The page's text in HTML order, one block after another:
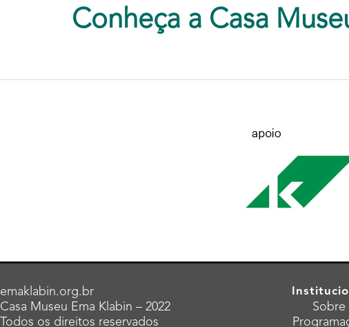
Conheça a Casa
emaklabin.org.br
Casa Museu Ema Klabin – 2022
Todos os direitos reservados
Sobre